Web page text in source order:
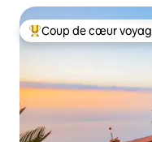
Coups de cœur
Coup de cœur